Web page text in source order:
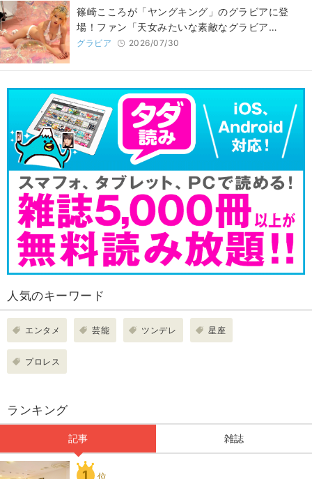
篠崎こころが「ヤングキング」のグラビアに登
場！ファン「天女みたいな素敵なグラビア…
グラビア 2026/07/30
人気のキーワード
エンタメ 芸能 ツンデレ 星座
プロレス
ランキング
記事 雑誌
1 位